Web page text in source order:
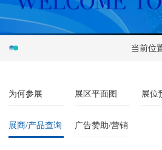
当前位
为何参展 展区平面图 展位
展商/产品查询 广告赞助/营销